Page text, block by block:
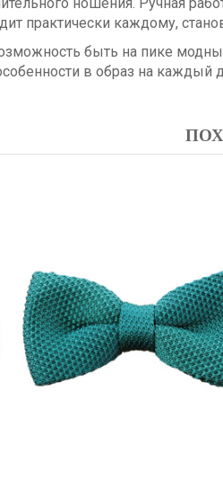
практически каждому,
быть на пике
в образ на каждый